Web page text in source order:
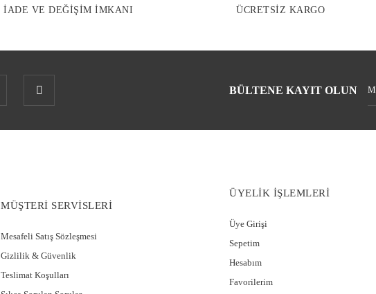
İADE VE DEĞİŞİM İMKANI ÜCRETSİZ KARGO
BÜLTENE KAYIT OLUN
MÜŞTERİ SERVİSLERİ
Mesafeli Satış Sözleşmesi
Gizlilik & Güvenlik
Teslimat Koşulları
ÜYELİK İŞLEMLERİ
Üye Girişi
Sepetim
Hesabım
Favorilerim